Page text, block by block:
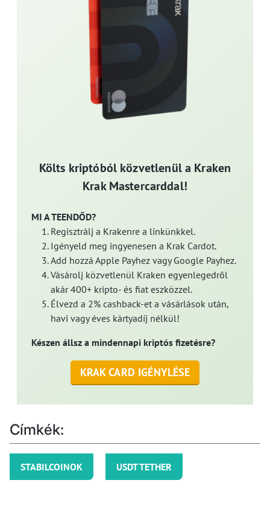
Költs kriptóból közvetlenül a Kraken
Krak Mastercarddal!
MI A TEENDŐD?
Regisztrálj a Krakenre a linkünkkel.
Igényeld meg ingyenesen a Krak Cardot.
Add hozzá Apple Payhez vagy Google Payhez.
Vásárolj közvetlenül Kraken egyenlegedről
akár 400+ kripto- és fiat eszközzel.
Élvezd a 2% cashback-et a vásárlások után,
havi vagy éves kártyadíj nélkül!
Készen állsz a mindennapi kriptós fizetésre?
KRAK CARD IGÉNYLÉSE
Címkék:
STABILCOINOK USDT TETHER